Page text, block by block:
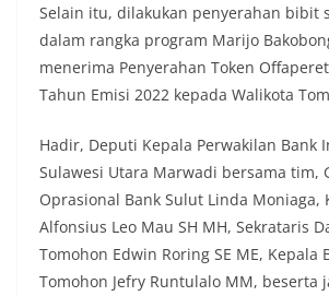
Selain itu, dilakukan penyerahan bibit
dalam rangka program Marijo
menerima Penyerahan Token
Tahun Emisi 2022 kepada Walikota
Hadir, Deputi Kepala Perwakilan Bank
Sulawesi Utara Marwadi bersama tim,
Oprasional Bank Sulut Linda Moniaga,
Alfonsius Leo Mau SH MH, Sekrataris
Tomohon Edwin Roring SE ME, Kepala
Tomohon Jefry Runtulalo MM, beserta